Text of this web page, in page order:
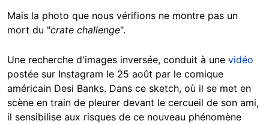
Mais la photo que nous vérifions ne montre pas un
mort du "crate challenge".
Une recherche d'images inversée, conduit à une vidéo
postée sur Instagram le 25 août par le comique
américain Desi Banks. Dans ce sketch, où il se met en
scène en train de pleurer devant le cercueil de son ami,
il sensibilise aux risques de ce nouveau phénomène